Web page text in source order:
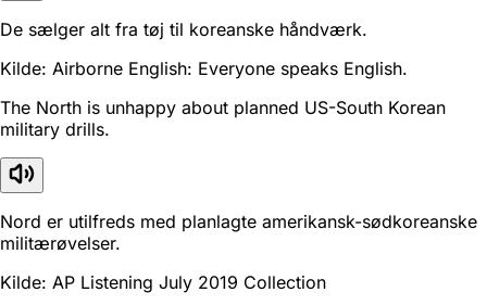
De sælger alt fra tøj til koreanske håndværk.
Kilde: Airborne English: Everyone speaks English.
The North is unhappy about planned US-South Korean
military drills.
Nord er utilfreds med planlagte amerikansk-sødkoreanske
militærøvelser.
Kilde: AP Listening July 2019 Collection